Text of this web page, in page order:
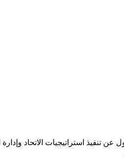
تنفيذ استراتيجيات الاتحاد